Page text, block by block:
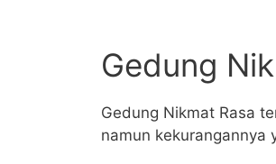
Gedung
Gedung Nikmat Rasa
namun kekurangannya